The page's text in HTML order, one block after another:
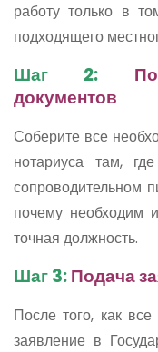
работу только в
подходящего
Шаг 2:
документов
Соберите все
нотариуса там,
сопроводительном
почему необходим
точная должность.
Шаг 3:Подача
После того, как
заявление в